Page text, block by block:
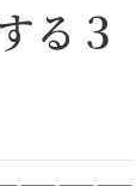
る３